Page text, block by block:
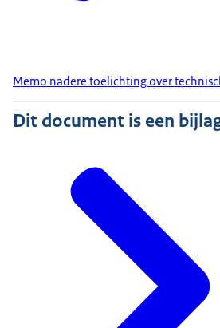
Memo nadere toelichting over
Dit document is een